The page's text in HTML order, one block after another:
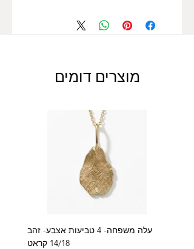
מוצרים דומים
עלה משפחה- 4 טביעות אצבע- זהב
14/18 קראט